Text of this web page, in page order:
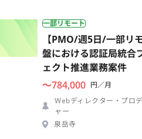
一部リモート
【PMO/週5日/一部リ
盤における認証局統合
ェクト推進業務案件
〜784,000 円／月
Webディレクター・プロ
ャー
泉岳寺